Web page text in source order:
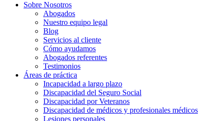
Sobre Nosotros
Abogados
Nuestro equipo legal
Blog
Servicios al cliente
Cómo ayudamos
Abogados referentes
Testimonios
Áreas de práctica
Incapacidad a largo plazo
Discapacidad del Seguro Social
Discapacidad por Veteranos
Discapacidad de médicos y profesionales médicos
Lesiones personales